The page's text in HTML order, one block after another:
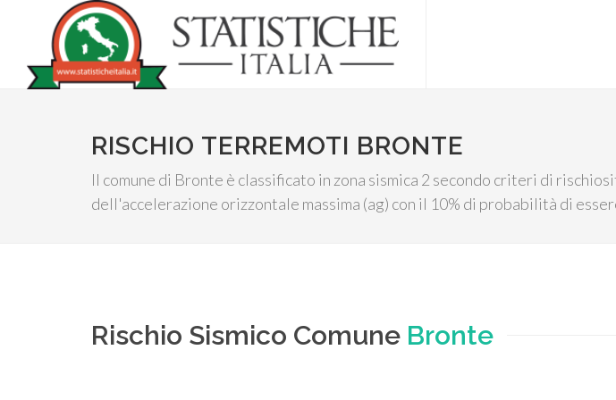
RISCHIO TERREMOTI BRONTE
Il comune di Bronte è classificato in zona sismica 2 secondo criteri di
dell'accelerazione orizzontale massima (ag) con il 10% di probabilità di
Rischio Sismico Comune Bronte